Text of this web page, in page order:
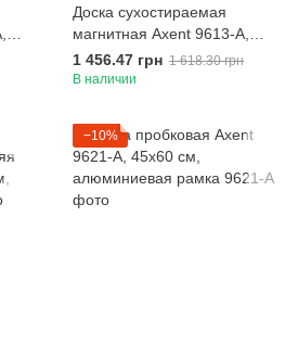
Доска сухостираемая
магнитная Axent 9613-A,
90х120 см, алюминиевая
рамка
1 456.47 грн 1 618.30 грн
В наличии
−10%